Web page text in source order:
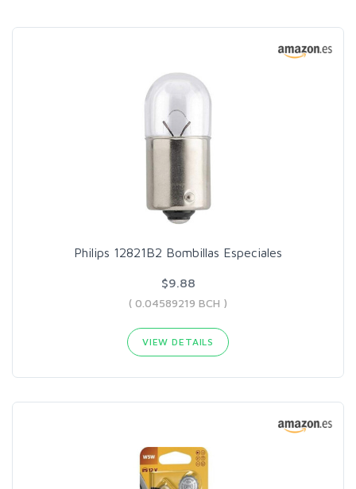
Philips 12821B2 Bombillas Especiales
$9.88
( 0.04589219 BCH )
VIEW DETAILS